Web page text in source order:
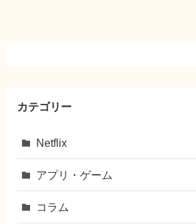
カテゴリー
Netflix
アプリ・ゲーム
コラム